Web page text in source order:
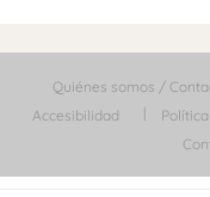
Quiénes somos /
Accesibilidad